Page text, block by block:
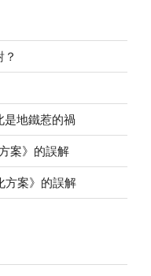
是地鐵惹的禍
案》的誤解
方案》的誤解